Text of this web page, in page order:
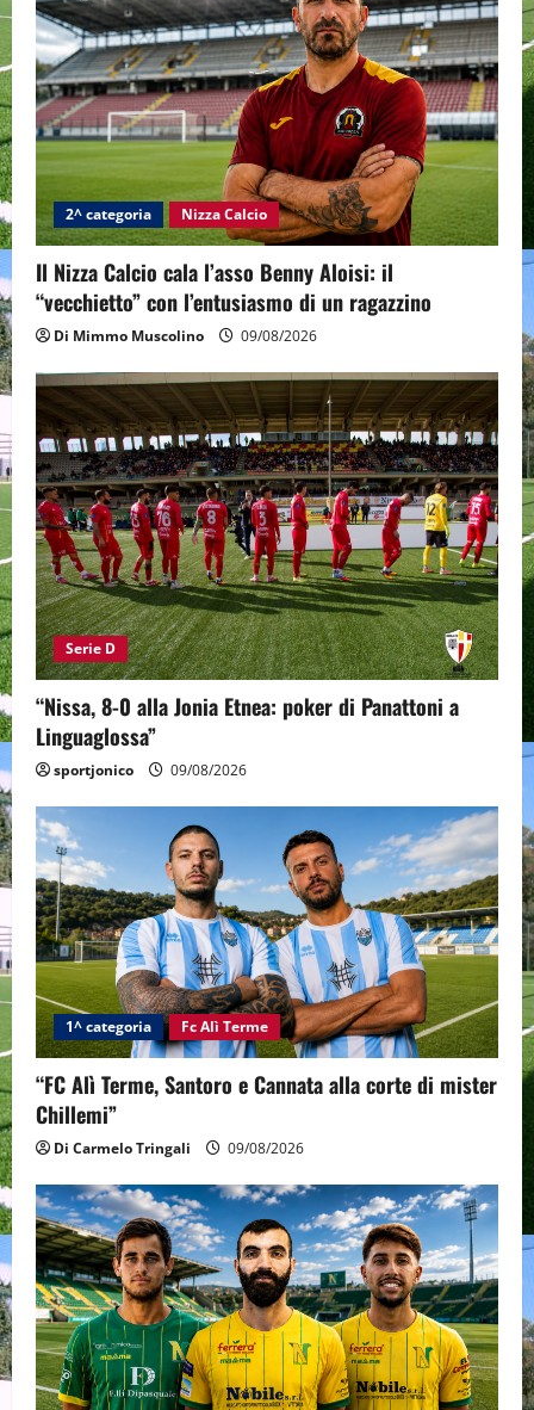
2^ categoria Nizza Calcio
Il Nizza Calcio cala l’asso Benny Aloisi: il
“vecchietto” con l’entusiasmo di un ragazzino
Di Mimmo Muscolino 09/08/2026
Serie D
“Nissa, 8-0 alla Jonia Etnea: poker di Panattoni a
Linguaglossa”
sportjonico 09/08/2026
1^ categoria Fc Alì Terme
“FC Alì Terme, Santoro e Cannata alla corte di mister
Chillemi”
Di Carmelo Tringali 09/08/2026